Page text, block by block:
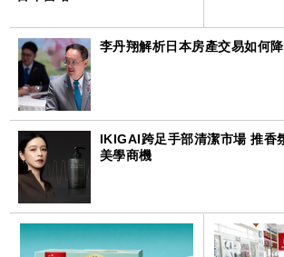
李丹翔解析日本房產交易如何
IKIGAI跨足手部清潔市場 推香
美學商機